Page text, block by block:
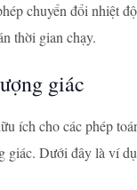
chuyển đổi nhiệt
thời gian chạy.
giác
ích cho các phép
giác. Dưới đây là ví